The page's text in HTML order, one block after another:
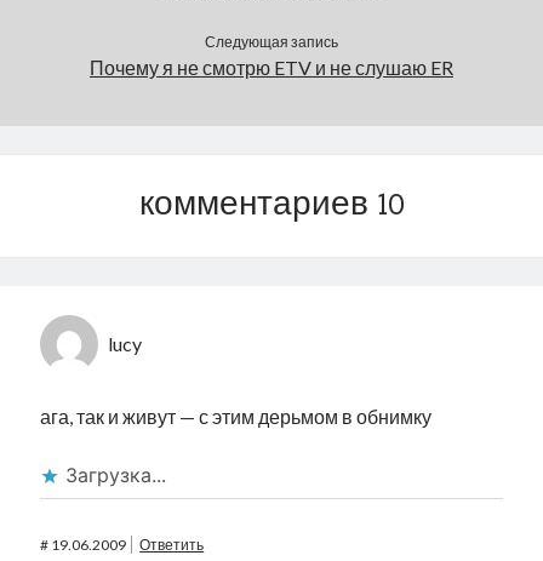
Следующая запись
Почему я не смотрю ETV и не слушаю ER
комментариев 10
lucy
ага, так и живут — с этим дерьмом в обнимку
Загрузка...
# 19.06.2009 Ответить